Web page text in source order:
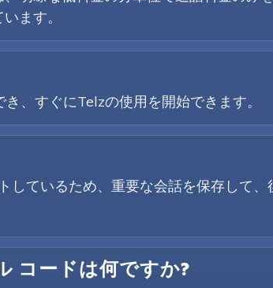
ます。
、すぐにTelzの使用を開始できます。
ているため、重要な会話を保存して、
コードは何ですか?